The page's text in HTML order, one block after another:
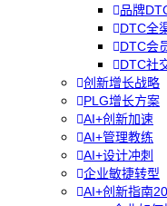
品牌
DTC全
DTC会
DTC社
创新增长战略
PLG增长方案
AI+创新加速
AI+管理教练
AI+设计冲刺
企业敏捷转型
AI+创新指南